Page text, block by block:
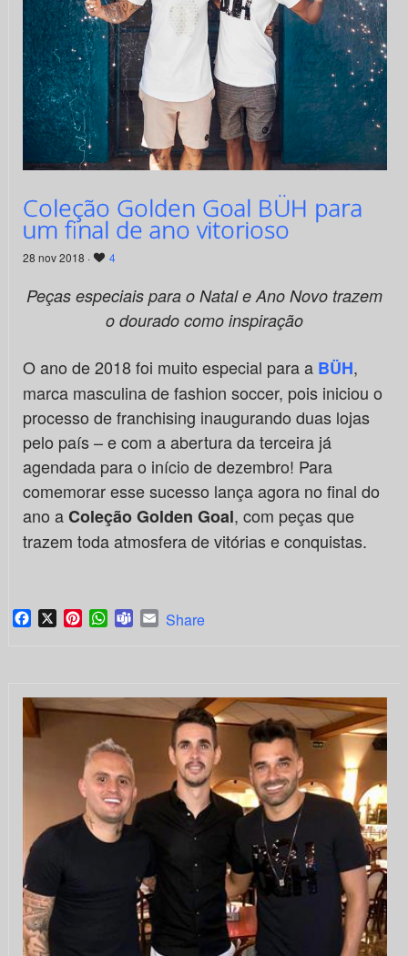
Coleção Golden Goal BÜH para
um final de ano vitorioso
28 nov 2018 · 4
Peças especiais para o Natal e Ano Novo trazem
o dourado como inspiração
O ano de 2018 foi muito especial para a BÜH,
marca masculina de fashion soccer, pois iniciou o
processo de franchising inaugurando duas lojas
pelo país – e com a abertura da terceira já
agendada para o início de dezembro! Para
comemorar esse sucesso lança agora no final do
ano aColeção Golden Goal, com peças que
trazem toda atmosfera de vitórias e conquistas.
Facebook
X PinterestWhatsApp
TeamsEmail
Share